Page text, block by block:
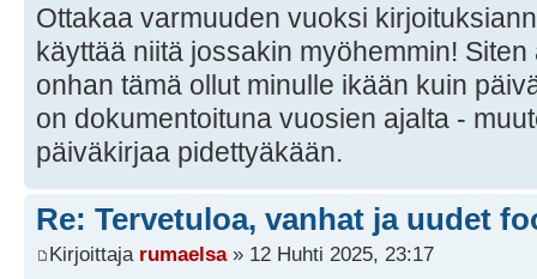
Ottakaa varmuuden vuoksi
käyttää niitä jossakin myöhemmin!
onhan tämä ollut minulle ikään kuin
on dokumentoituna vuosien ajalta -
päiväkirjaa pidettyäkään.
Re: Tervetuloa, vanhat ja uudet
Kirjoittaja rumaelsa» 12 Huhti 2025, 23:17